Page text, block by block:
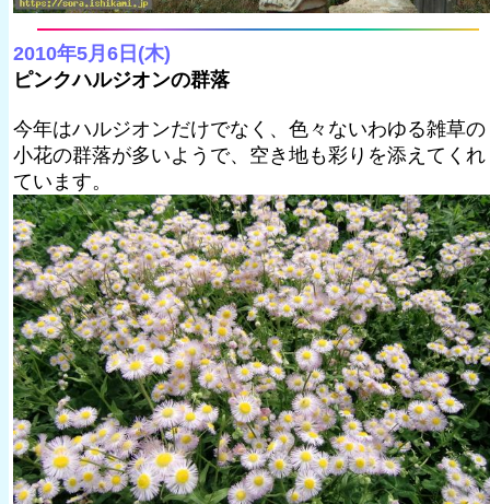
2010年5月6日(木)
ピンクハルジオンの群落
今年はハルジオンだけでなく、色々ないわゆる雑草の
小花の群落が多いようで、空き地も彩りを添えてくれ
ています。